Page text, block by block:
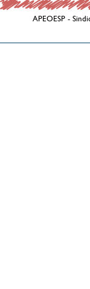
APEOESP -